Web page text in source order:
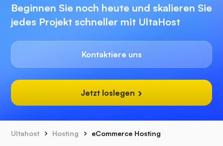
Beginnen Sie noch heute und skalieren Sie
jedes Projekt schneller mit UltaHost
Kontaktiere uns
Jetzt loslegen
Ultahost Hosting eCommerce Hosting